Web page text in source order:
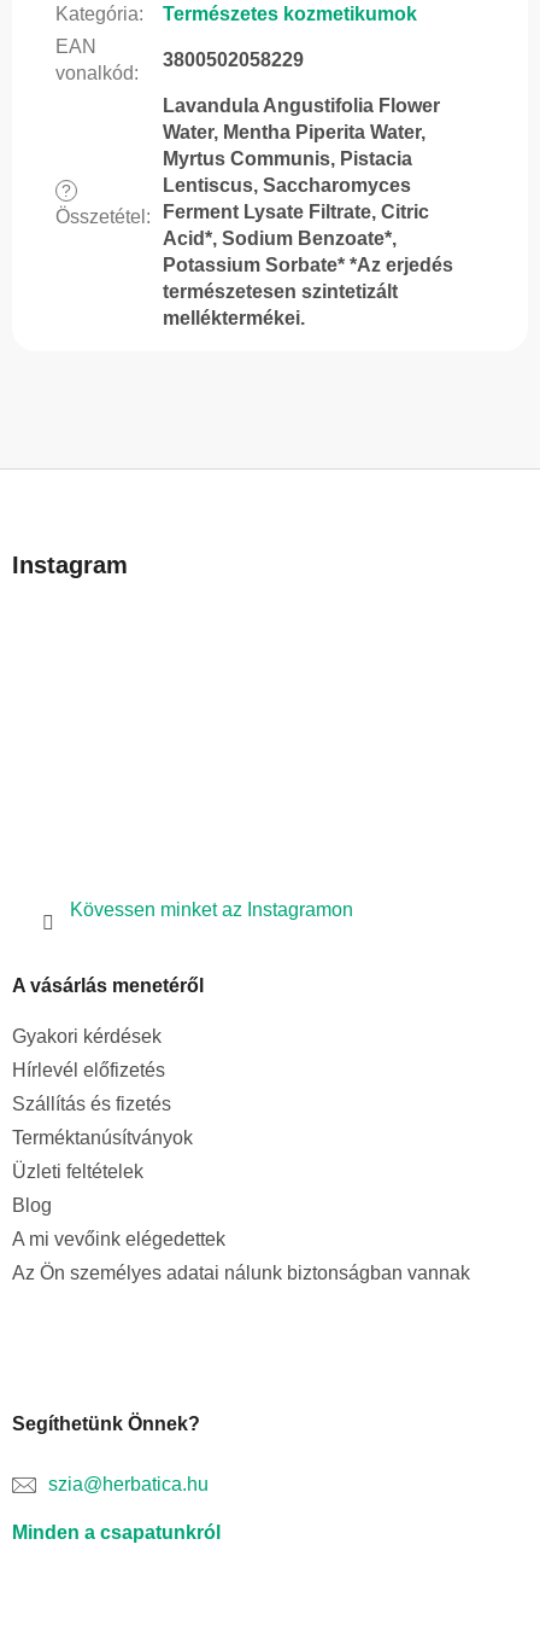
Kategória:
Természetes kozmetikumok
EAN
vonalkód:
3800502058229
?
Összetétel :
Lavandula Angustifolia Flower
Water, Mentha Piperita Water,
Myrtus Communis, Pistacia
Lentiscus, Saccharomyces
Ferment Lysate Filtrate, Citric
Acid*, Sodium Benzoate*,
Potassium Sorbate* *Az erjedés
természetesen szintetizált
melléktermékei.
bInstagram
Kövessen minket az Instagramon
A vásárlás menetéről
Gyakori kérdések
Hírlevél előfizetés
Szállítás és fizetés
Terméktanúsítványok
Üzleti feltételek
Blog
A mi vevőink elégedettek
Az Ön személyes adatai nálunk biztonságban vannak
Segíthetünk Önnek?
szia@herbatica.hu
Minden a csapatunkról